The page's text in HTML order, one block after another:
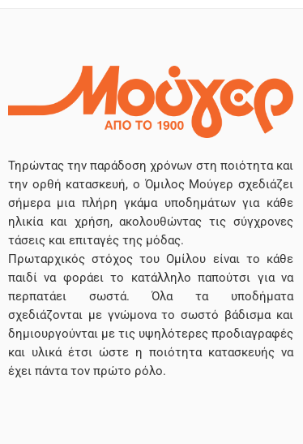
Τηρώντας την παράδοση χρόνων στη ποιότητα και
την ορθή κατασκευή, ο Όμιλος Μούγερ σχεδιάζει
σήμερα μια πλήρη γκάμα υποδημάτων για κάθε
ηλικία και χρήση, ακολουθώντας τις σύγχρονες
τάσεις και επιταγές της μόδας.
Πρωταρχικός στόχος του Ομίλου είναι το κάθε
παιδί να φοράει το κατάλληλο παπούτσι για να
περπατάει σωστά. Όλα τα υποδήματα
σχεδιάζονται με γνώμονα το σωστό βάδισμα και
δημιουργούνται με τις υψηλότερες προδιαγραφές
και υλικά έτσι ώστε η ποιότητα κατασκευής να
έχει πάντα τον πρώτο ρόλο.